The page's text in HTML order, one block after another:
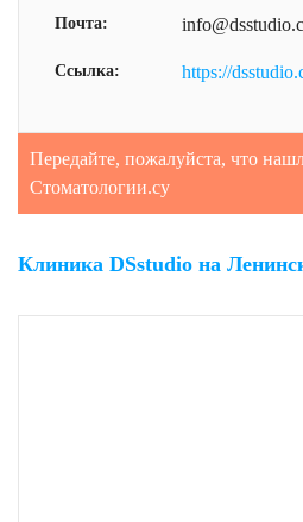
Почта:
Ссылка: https://
Передайте, пожалуйста, что
Стоматологии.су
Клиника DSstudio на